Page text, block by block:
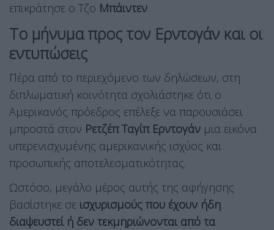
επικράτησε ο Τζο Μπάιντεν.
Το μήνυμα προς τον Ερντογάν και οι
εντυπώσεις
Πέρα από το περιεχόμενο των δηλώσεων, στη
διπλωματική κοινότητα σχολιάστηκε ότι ο
Αμερικανός πρόεδρος επέλεξε να παρουσιάσει
μπροστά στον Ρετζέπ Ταγίπ Ερντογάν μια εικόνα
υπερενισχυμένης αμερικανικής ισχύος και
προσωπικής αποτελεσματικότητας.
Ωστόσο, μεγάλο μέρος αυτής της αφήγησης
βασίστηκε σε ισχυρισμούς που έχουν ήδη
διαψευστεί ή δεν τεκμηριώνονται από τα